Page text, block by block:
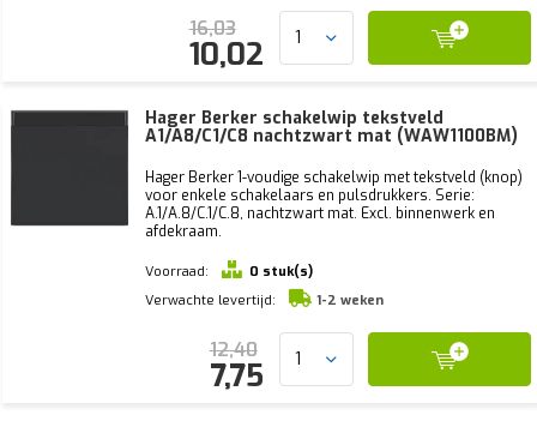
16,03
10,02
Hager Berker schakelwip tekstveld
A1/A8/C1/C8 nachtzwart mat (WAW1100BM)
Hager Berker 1-voudige schakelwip met tekstveld (knop)
voor enkele schakelaars en pulsdrukkers. Serie:
A.1/A.8/C.1/C.8, nachtzwart mat. Excl. binnenwerk en
afdekraam.
Voorraad:
0 stuk(s)
Verwachte levertijd:
1-2 weken
12,40
7,75